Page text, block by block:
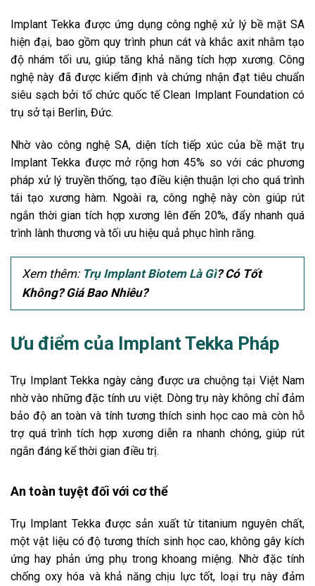
Implant Tekka được ứng dụng công nghệ xử lý bề mặt SA
hiện đại, bao gồm quy trình phun cát và khắc axit nhằm tạo
độ nhám tối ưu, giúp tăng khả năng tích hợp xương. Công
nghệ này đã được kiểm định và chứng nhận đạt tiêu chuẩn
siêu sạch bởi tổ chức quốc tế Clean Implant Foundation có
trụ sở tại Berlin, Đức.
Nhờ vào công nghệ SA, diện tích tiếp xúc của bề mặt trụ
Implant Tekka được mở rộng hơn 45% so với các phương
pháp xử lý truyền thống, tạo điều kiện thuận lợi cho quá trình
tái tạo xương hàm. Ngoài ra, công nghệ này còn giúp rút
ngắn thời gian tích hợp xương lên đến 20%, đẩy nhanh quá
trình lành thương và tối ưu hiệu quả phục hình răng.
Xem thêm: Trụ Implant Biotem Là Gì? Có Tốt
Không? Giá Bao Nhiêu?
Ưu điểm của Implant Tekka Pháp
Trụ Implant Tekka ngày càng được ưa chuộng tại Việt Nam
nhờ vào những đặc tính ưu việt. Dòng trụ này không chỉ đảm
bảo độ an toàn và tính tương thích sinh học cao mà còn hỗ
trợ quá trình tích hợp xương diễn ra nhanh chóng, giúp rút
ngắn đáng kể thời gian điều trị.
An toàn tuyệt đối với cơ thể
Trụ Implant Tekka được sản xuất từ titanium nguyên chất,
một vật liệu có độ tương thích sinh học cao, không gây kích
ứng hay phản ứng phụ trong khoang miệng. Nhờ đặc tính
chống oxy hóa và khả năng chịu lực tốt, loại trụ này đảm